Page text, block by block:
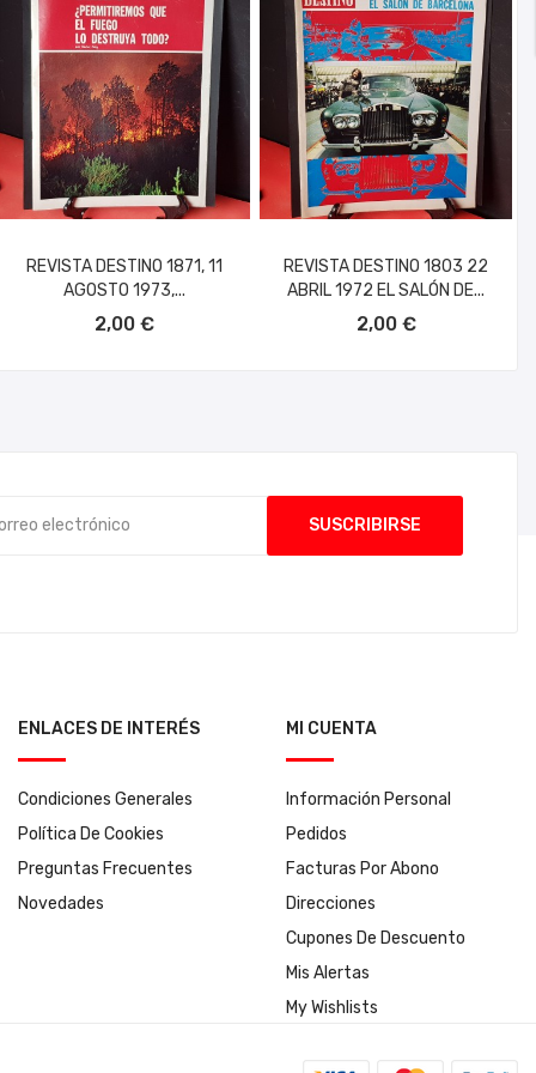
REVISTA DESTINO 1871, 11
AGOSTO 1973,...
2,00 €
REVISTA DESTINO 1803 22
ABRIL 1972 EL SALÓN DE...
2,00 €
ENLACES DE INTERÉS
Condiciones Generales
Política De Cookies
Preguntas Frecuentes
Novedades
MI CUENTA
Información Personal
Pedidos
Facturas Por Abono
Direcciones
Cupones De Descuento
Mis Alertas
My Wishlists